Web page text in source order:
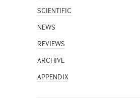
SCIENTIFIC
NEWS
REVIEWS
ARCHIVE
APPENDIX